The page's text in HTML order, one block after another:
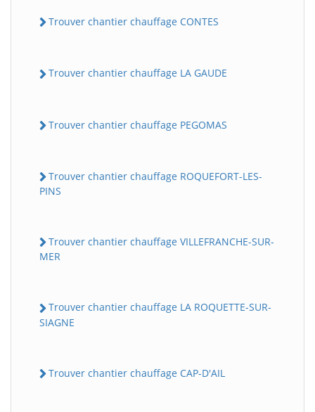
Trouver chantier chauffage CONTES
Trouver chantier chauffage LA GAUDE
Trouver chantier chauffage PEGOMAS
Trouver chantier chauffage ROQUEFORT-LES-
PINS
Trouver chantier chauffage VILLEFRANCHE-SUR-
MER
Trouver chantier chauffage LA ROQUETTE-SUR-
SIAGNE
Trouver chantier chauffage CAP-D'AIL